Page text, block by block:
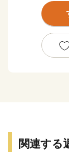
ど、様々な魅
また、100年
皆さまに、い
力を体験・お
時
関連する